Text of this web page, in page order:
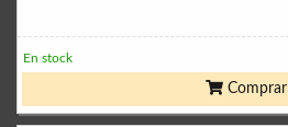
En stock
Comprar